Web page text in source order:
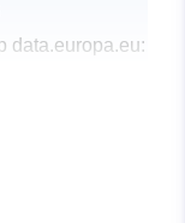
data.europa.eu: